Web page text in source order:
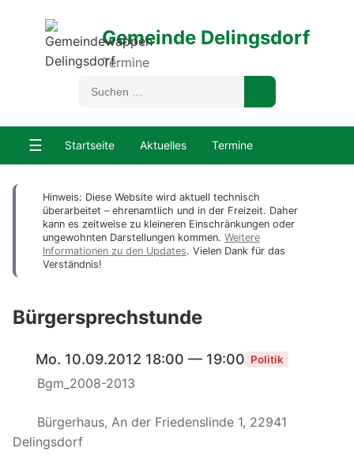
Gemeinde Delingsdorf
Termine
☰ Startseite Aktuelles Termine
Hinweis: Diese Website wird aktuell technisch
überarbeitet – ehrenamtlich und in der Freizeit. Daher
kann es zeitweise zu kleineren Einschränkungen oder
ungewohnten Darstellungen kommen. Weitere
Informationen zu den Updates. Vielen Dank für das
Verständnis!
Bürgersprechstunde
Mo. 10.09.2012 18:00 — 19:00 Politik
Bgm_2008-2013
Bürgerhaus, An der Friedenslinde 1, 22941
Delingsdorf